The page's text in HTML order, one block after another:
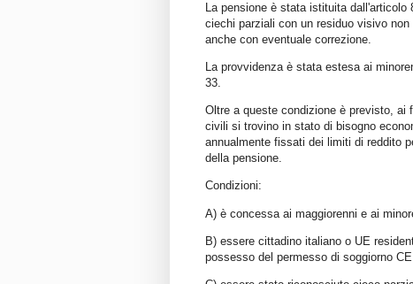
La pensione è stata istituita
ciechi parziali con un residuo visivo
anche con eventuale correzione.
La provvidenza è stata estesa ai
33.
Oltre a queste condizione è previsto, ai
civili si trovino in stato di bisogno
annualmente fissati dei limiti di reddito
della pensione.
Condizioni:
A) è concessa ai maggiorenni e ai
B) essere cittadino italiano o UE
possesso del permesso di soggiorno